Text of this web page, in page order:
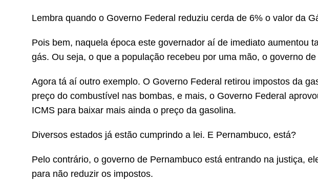
Lembra quando o Governo Federal reduziu cerda de 6% o valor da
Pois bem, naquela época este governador aí de imediato aumentou
gás. Ou seja, o que a população recebeu por uma mão, o governo
Agora tá aí outro exemplo. O Governo Federal retirou impostos da
preço do combustível nas bombas, e mais, o Governo Federal
ICMS para baixar mais ainda o preço da gasolina.
Diversos estados já estão cumprindo a lei. E Pernambuco, está?
Pelo contrário, o governo de Pernambuco está entrando na justiça,
para não reduzir os impostos.